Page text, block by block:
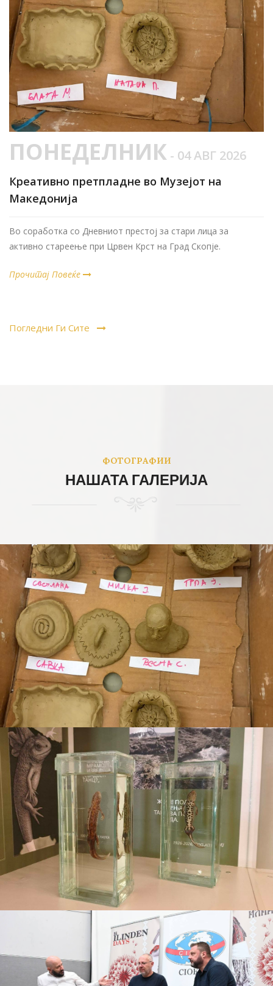
ПОНЕДЕЛНИК - 04 АВГ 2026
Креативно претпладне во Музејот на
Македонија
Во соработка со Дневниот престој за стари лица за
активно стареење при Црвен Крст на Град Скопје.
Прочитај Повеќе
Погледни Ги Сите
ФОТОГРАФИИ
НАШАТА ГАЛЕРИЈА